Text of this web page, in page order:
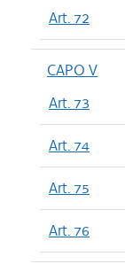
Art. 72
CAPO V
Art. 73
Art. 74
Art. 75
Art. 76